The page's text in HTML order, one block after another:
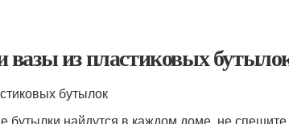
вазы из пластиковых
бутылок